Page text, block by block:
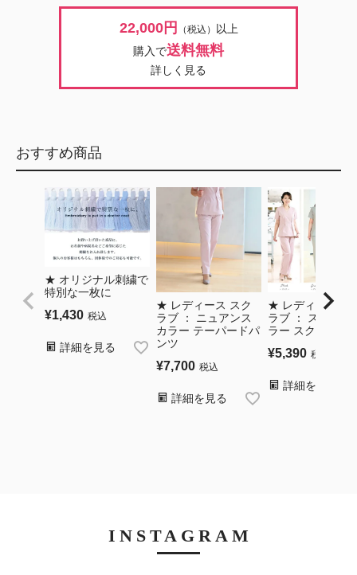
22,000円 （税込）
以上
購入で送料無料
詳しく見る
おすすめ商品
★ オリジナル刺繍で
特別な一枚に
¥1,430 税込
詳細を見る
★ レディース スク
ラブ ： ニュアンス
カラー テーパードパ
ンツ
¥7,700 税込
詳細を見る
★ レディース ス
ラブ ： スタンド
ラー スクラブ
¥5,390 税込
詳細を見る
INSTAGRAM